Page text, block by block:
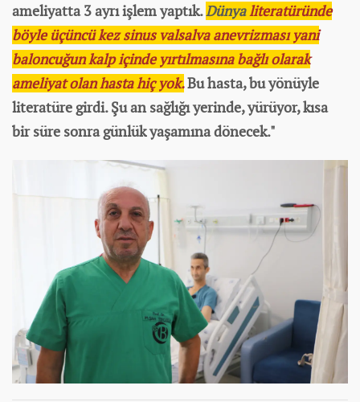
ameliyatta 3 ayrı işlem yaptık.Dünyaliteratüründe
böyle üçüncü kez sinus valsalva anevrizması yani
baloncuğun kalp içinde yırtılmasına bağlı olarak
ameliyat olan hasta hiç yok.Bu hasta, bu yönüyle
literatüre girdi. Şu an sağlığı yerinde, yürüyor, kısa
bir süre sonra günlük yaşamına dönecek."